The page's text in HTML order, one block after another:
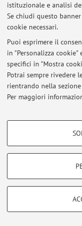
istituzionale e analisi
Se chiudi questo
cookie necessari.
Puoi esprimere il
in "Personalizza
specifici in "Mostra
Potrai sempre rivedere
rientrando nella
Per maggiori
COOKIE DI
COOKIE TECNICI -
Si tratta di cookie tecnici
Al
Area riservata
Accedi tramite
|